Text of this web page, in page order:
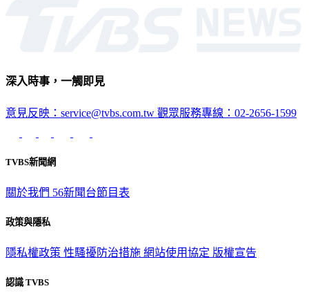
深入時事，一觸即見
意見反映：service@tvbs.com.tw 觀眾服務專線：02-2656-1599
TVBS新聞網
關於我們 56新聞台節目表
政策與隱私
隱私權政策 性騷擾防治措施 網站使用協定 版權宣告
認識 TVBS